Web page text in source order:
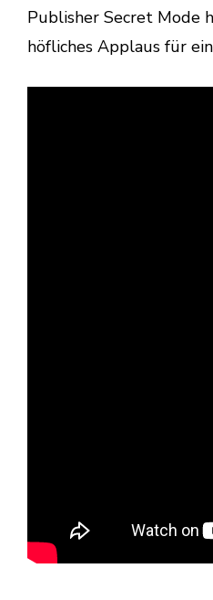
Publisher Secret Mode
höfliches Applaus für